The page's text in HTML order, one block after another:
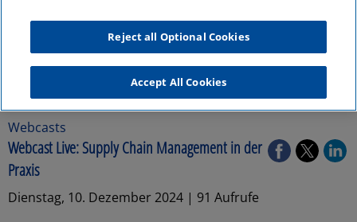
Webcasts
Webcast Live: Supply Chain Management in der
Praxis
Dienstag, 10. Dezember 2024 | 91 Aufrufe
Reject all Optional Cookies
Accept All Cookies